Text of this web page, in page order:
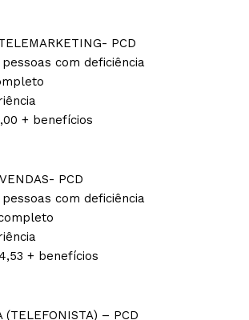
PCD
com deficiência
+ benefícios
PCD
com deficiência
+ benefícios
(TELEFONISTA) – PCD